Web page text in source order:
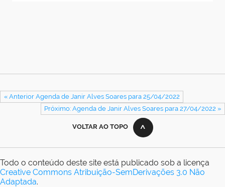
« Anterior Agenda de Janir Alves Soares para 25/04/2022
Próximo: Agenda de Janir Alves Soares para 27/04/2022 »
VOLTAR AO TOPO
Todo o conteúdo deste site está publicado sob a licença
Creative Commons Atribuição-SemDerivações 3.0 Não
Adaptada.